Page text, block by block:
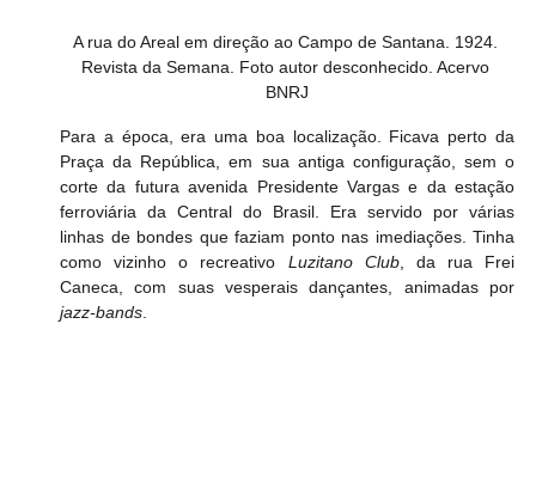
A rua do Areal em direção ao Campo de Santana. 1924.
Revista da Semana. Foto autor desconhecido. Acervo
BNRJ
Para a época, era uma boa localização. Ficava perto da
Praça da República, em sua antiga configuração, sem o
corte da futura avenida Presidente Vargas e da estação
ferroviária da Central do Brasil. Era servido por várias
linhas de bondes que faziam ponto nas imediações. Tinha
como vizinho o recreativo Luzitano Club, da rua Frei
jazz-bands.